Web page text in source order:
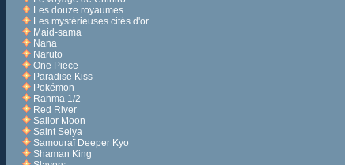
Les douze royaumes
Les mystérieuses cités d'or
Maid-sama
Nana
Naruto
One Piece
Paradise Kiss
Pokémon
Ranma 1/2
Red River
Sailor Moon
Saint Seiya
Samouraï Deeper Kyo
Shaman King